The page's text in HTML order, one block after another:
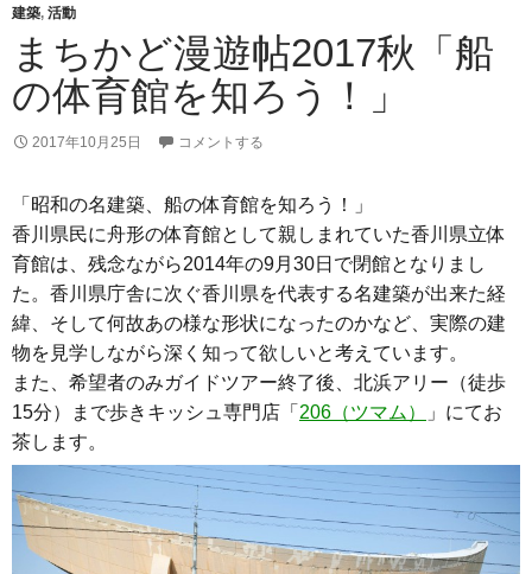
k
建築, 活動
まちかど漫遊帖2017秋「船
の体育館を知ろう！」
2017年10月25日 コメントする
「昭和の名建築、船の体育館を知ろう！」
香川県民に舟形の体育館として親しまれていた香川県立体
育館は、残念ながら2014年の9月30日で閉館となりまし
た。香川県庁舎に次ぐ香川県を代表する名建築が出来た経
緯、そして何故あの様な形状になったのかなど、実際の建
物を見学しながら深く知って欲しいと考えています。
また、希望者のみガイドツアー終了後、北浜アリー（徒歩
15分）まで歩きキッシュ専門店「 206（ツマム）
」にてお
茶します。